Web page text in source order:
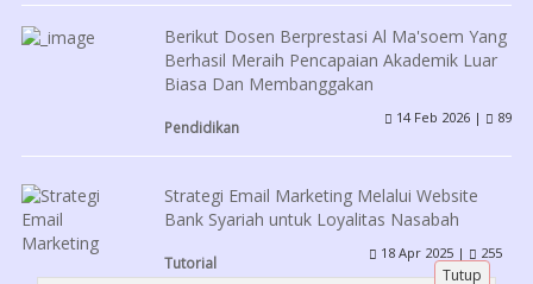
Berikut Dosen Berprestasi Al Ma'soem Yang
Berhasil Meraih Pencapaian Akademik Luar
Biasa Dan Membanggakan
Pendidikan
14 Feb 2026 | 89
Strategi Email Marketing Melalui Website
Bank Syariah untuk Loyalitas Nasabah
Tutorial
18 Apr 2025 | 255
Tutup